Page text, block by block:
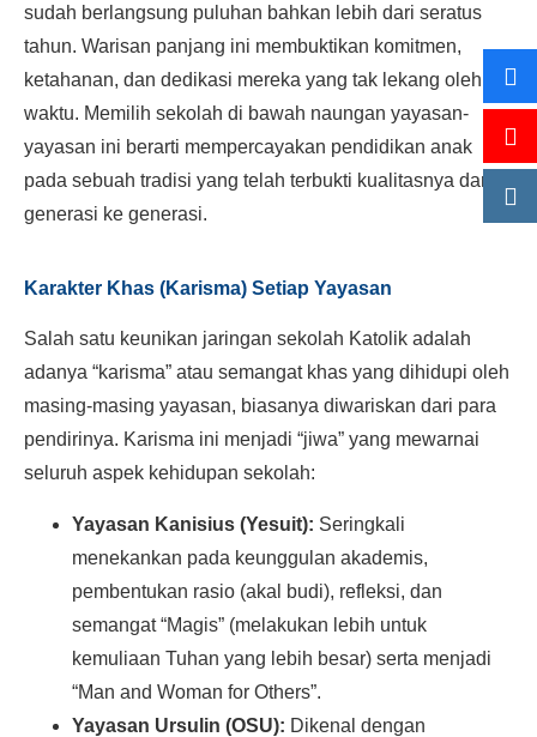
sudah berlangsung puluhan bahkan lebih dari seratus
tahun. Warisan panjang ini membuktikan komitmen,
ketahanan, dan dedikasi mereka yang tak lekang oleh
waktu. Memilih sekolah di bawah naungan yayasan-
yayasan ini berarti mempercayakan pendidikan anak
pada sebuah tradisi yang telah terbukti kualitasnya dari
generasi ke generasi.
Karakter Khas (Karisma) Setiap Yayasan
Salah satu keunikan jaringan sekolah Katolik adalah
adanya “karisma” atau semangat khas yang dihidupi oleh
masing-masing yayasan, biasanya diwariskan dari para
pendirinya. Karisma ini menjadi “jiwa” yang mewarnai
seluruh aspek kehidupan sekolah:
Yayasan Kanisius (Yesuit): Seringkali
menekankan pada keunggulan akademis,
pembentukan rasio (akal budi), refleksi, dan
semangat “Magis” (melakukan lebih untuk
kemuliaan Tuhan yang lebih besar) serta menjadi
“Man and Woman for Others”.
Yayasan Ursulin (OSU): Dikenal dengan